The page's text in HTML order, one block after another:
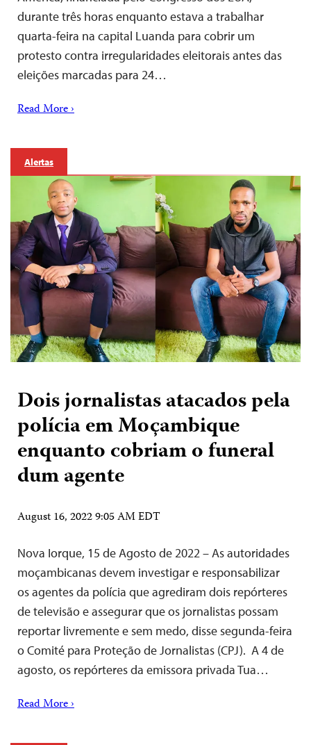
durante três horas enquanto estava a trabalhar
quarta-feira na capital Luanda para cobrir um
protesto contra irregularidades eleitorais antes das
eleições marcadas para 24…
Read More ›
Alertas
Dois jornalistas atacados pela
polícia em Moçambique
enquanto cobriam o funeral
dum agente
August 16, 2022 9:05 AM EDT
Nova Iorque, 15 de Agosto de 2022 – As autoridades
moçambicanas devem investigar e responsabilizar
os agentes da polícia que agrediram dois repórteres
de televisão e assegurar que os jornalistas possam
reportar livremente e sem medo, disse segunda-feira
o Comité para Proteção de Jornalistas (CPJ). A 4 de
agosto, os repórteres da emissora privada Tua…
Read More ›